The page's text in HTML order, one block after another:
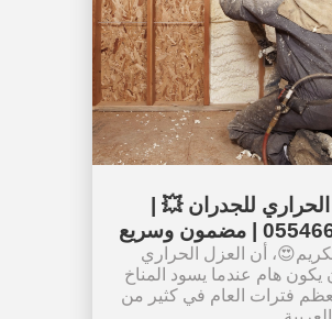
الحراري للجدران 💥 |
| مضمون وسريع
أن العزل الحراري
يكون هام عندما يسود المناخ
فترات العام في كثير من